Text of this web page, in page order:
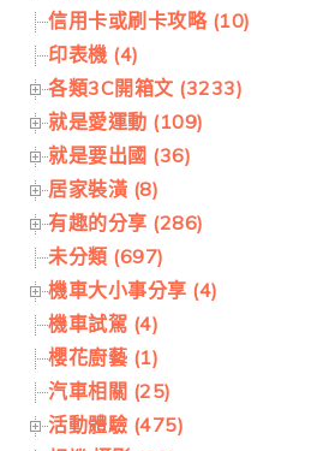
信用卡或刷卡攻略 (10)
印表機 (4)
各類3C開箱文 (3233)
就是愛運動 (109)
就是要出國 (36)
居家裝潢 (8)
有趣的分享 (286)
未分類 (697)
機車大小事分享 (4)
機車試駕 (4)
櫻花廚藝 (1)
汽車相關 (25)
活動體驗 (475)